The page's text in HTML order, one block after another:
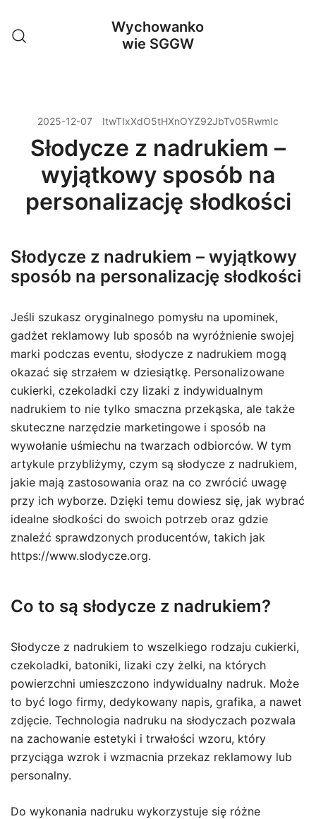
treści
Wychowanko
wie SGGW
2025-12-07 ItwTIxXdO5tHXnOYZ92JbTv05RwmIc
Słodycze z nadrukiem –
wyjątkowy sposób na
personalizację słodkości
Słodycze z nadrukiem – wyjątkowy
sposób na personalizację słodkości
Jeśli szukasz oryginalnego pomysłu na upominek,
gadżet reklamowy lub sposób na wyróżnienie swojej
marki podczas eventu, słodycze z nadrukiem mogą
okazać się strzałem w dziesiątkę. Personalizowane
cukierki, czekoladki czy lizaki z indywidualnym
nadrukiem to nie tylko smaczna przekąska, ale także
skuteczne narzędzie marketingowe i sposób na
wywołanie uśmiechu na twarzach odbiorców. W tym
artykule przybliżymy, czym są słodycze z nadrukiem,
jakie mają zastosowania oraz na co zwrócić uwagę
przy ich wyborze. Dzięki temu dowiesz się, jak wybrać
idealne słodkości do swoich potrzeb oraz gdzie
znaleźć sprawdzonych producentów, takich jak
https://www.slodycze.org.
Co to są słodycze z nadrukiem?
Słodycze z nadrukiem to wszelkiego rodzaju cukierki,
czekoladki, batoniki, lizaki czy żelki, na których
powierzchni umieszczono indywidualny nadruk. Może
to być logo firmy, dedykowany napis, grafika, a nawet
zdjęcie. Technologia nadruku na słodyczach pozwala
na zachowanie estetyki i trwałości wzoru, który
przyciąga wzrok i wzmacnia przekaz reklamowy lub
personalny.
Do wykonania nadruku wykorzystuje się różne